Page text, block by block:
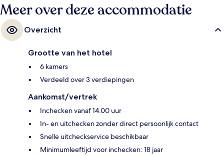
Meer over deze accommodatie
Overzicht
Grootte van het hotel
6 kamers
Verdeeld over 3 verdiepingen
Aankomst/vertrek
Inchecken vanaf 14.00 uur
In- en uitchecken zonder direct persoonlijk contact
Snelle uitcheckservice beschikbaar
Minimumleeftijd voor inchecken: 18 jaar